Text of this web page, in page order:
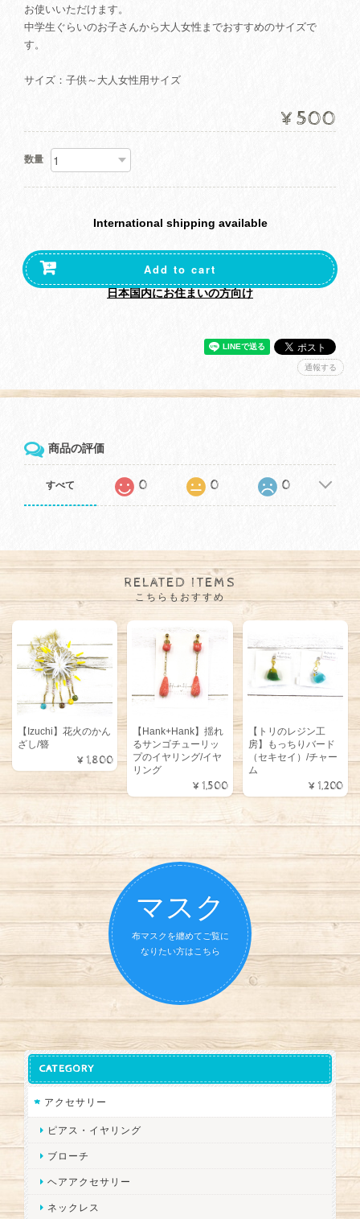
お使いいただけます。
中学生ぐらいのお子さんから大人女性までおすすめのサイズで
す。
サイズ：子供～大人女性用サイズ
¥500
数量
International shipping available
Add to cart
日本国内にお住まいの方向け
通報する
商品の評価
すべて 0 0 0
RELATED ITEMS
こちらもおすすめ
【Izuchi】花火のかん
ざし/簪
¥1,800
【Hank+Hank】揺れ
るサンゴチューリッ
プのイヤリング/イヤ
リング
¥1,500
【トリのレジン工
房】もっちりバード
（セキセイ）/チャー
ム
¥1,200
マスク
布マスクを纏めてご覧に
なりたい方はこちら
CATEGORY
アクセサリー
ピアス・イヤリング
ブローチ
ヘアアクセサリー
ネックレス